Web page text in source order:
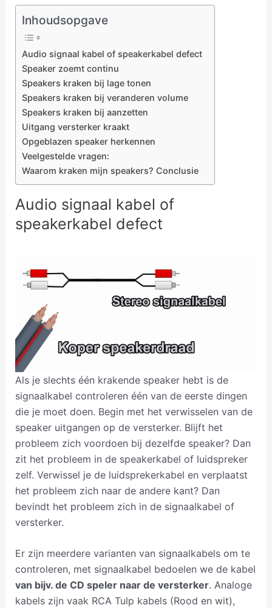
Inhoudsopgave
Audio signaal kabel of speakerkabel defect
Speaker zoemt continu
Speakers kraken bij lage tonen
Speakers kraken bij veranderen volume
Speakers kraken bij aanzetten
Uitgang versterker kraakt
Opgeblazen speaker herkennen
Veelgestelde vragen:
Waarom kraken mijn speakers? Conclusie
Audio signaal kabel of
speakerkabel defect
Als je slechts één krakende speaker hebt is de
signaalkabel controleren één van de eerste dingen
die je moet doen. Begin met het verwisselen van de
speaker uitgangen op de versterker. Blijft het
probleem zich voordoen bij dezelfde speaker? Dan
zit het probleem in de speakerkabel of luidspreker
zelf. Verwissel je de luidsprekerkabel en verplaatst
het probleem zich naar de andere kant? Dan
bevindt het probleem zich in de signaalkabel of
versterker.
Er zijn meerdere varianten van signaalkabels om te
controleren, met signaalkabel bedoelen we de kabel
van bijv. de CD speler naar de versterker. Analoge
kabels zijn vaak RCA Tulp kabels (Rood en wit),